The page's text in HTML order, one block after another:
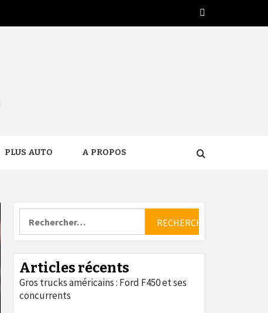
Twitter
PLUS AUTO A PROPOS
Articles récents
Gros trucks américains : Ford F450 et ses
concurrents